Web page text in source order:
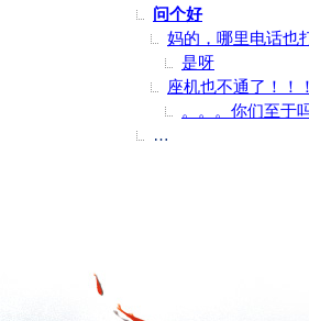
问个好
妈的，哪里电话也
是呀
座机也不通了！！！
。。。你们至于
美国地质勘探局网站